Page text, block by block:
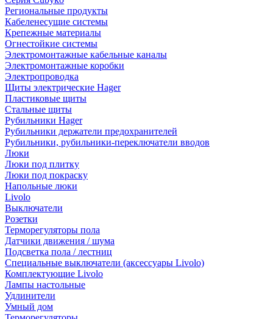
Региональные продукты
Кабеленесущие системы
Крепежные материалы
Огнестойкие системы
Электромонтажные кабельные каналы
Электромонтажные коробки
Электропроводка
Щиты электрические Hager
Пластиковые щиты
Стальные щиты
Рубильники Hager
Рубильники держатели предохранителей
Рубильники, рубильники-переключатели вводов
Люки
Люки под плитку
Люки под покраску
Напольные люки
Livolo
Выключатели
Розетки
Терморегуляторы пола
Датчики движения / шума
Подсветка пола / лестниц
Специальные выключатели (аксессуары Livolo)
Комплектующие Livolo
Лампы настольные
Удлинители
Умный дом